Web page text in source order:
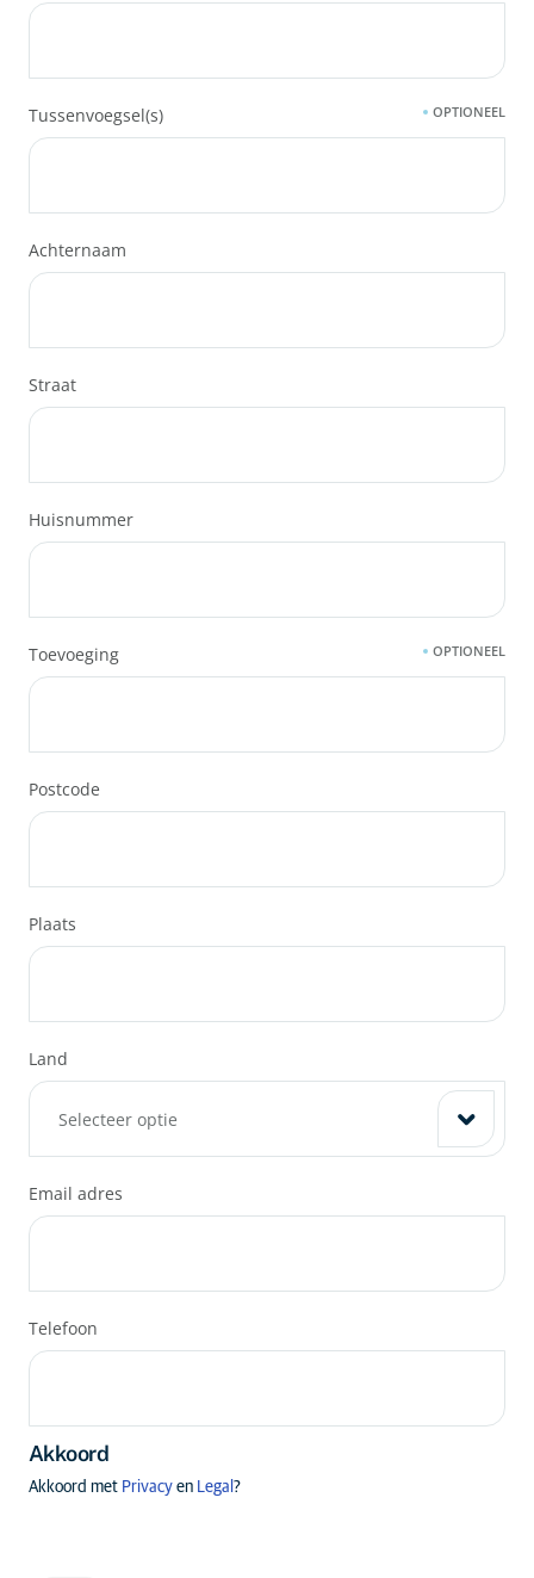
Tussenvoegsel(s) OPTIONEEL
Achternaam
Straat
Huisnummer
Toevoeging OPTIONEEL
Postcode
Plaats
Land
Selecteer optie
Duitsland (Deutschland)
Email adres
Telefoon
Akkoord
Akkoord met Privacy en Legal ?